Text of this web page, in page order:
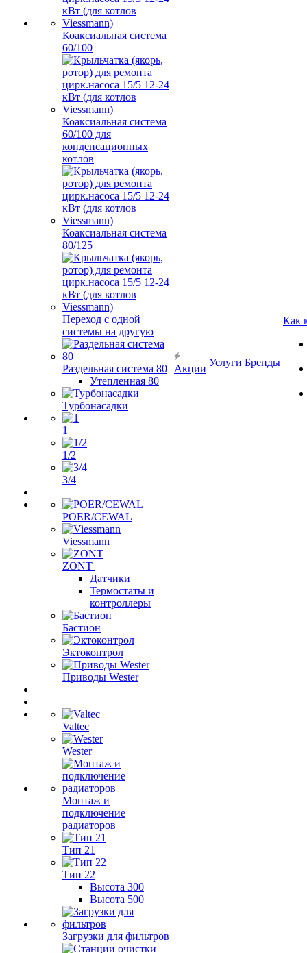
Коаксиальная система
60/100
Коаксиальная система
60/100 для
конденсационных
котлов
Коаксиальная система
80/125
Переход с одной
системы на другую
Раздельная система 80
Утепленная 80
Турбонасадки
1
1/2
3/4
POER/CEWAL
Viessmann
ZONT
Датчики
Термостаты и
контроллеры
Бастион
Эктоконтрол
Приводы Wester
Valtec
Wester
Монтаж и
подключение
радиаторов
Тип 21
Тип 22
Высота 300
Высота 500
Загрузки для фильтров
Акции
Услуги Бренды
Как